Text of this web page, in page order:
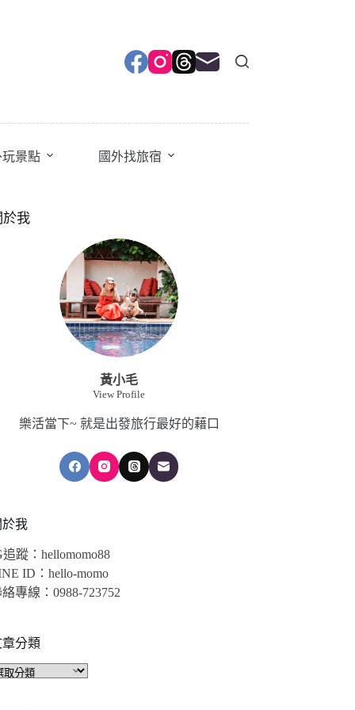
玩景點 國外找旅宿
於我
黃小毛
View Profile
樂活當下~ 就是出發旅行最好的藉口
於我
追蹤：hellomomo88
ID：hello-momo
專線：0988-723752
分類